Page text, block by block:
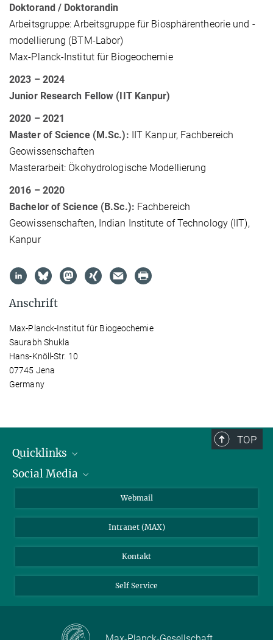
Doktorand / Doktorandin
Arbeitsgruppe: Arbeitsgruppe für Biosphärentheorie und -
modellierung (BTM-Labor)
Max-Planck-Institut für Biogeochemie
2023 – 2024
Junior Research Fellow (IIT Kanpur)
2020 – 2021
Master of Science (M.Sc.): IIT Kanpur, Fachbereich
Geowissenschaften
Masterarbeit: Ökohydrologische Modellierung
2016 – 2020
Bachelor of Science (B.Sc.): Fachbereich
Geowissenschaften, Indian Institute of Technology (IIT),
Kanpur
Anschrift
Max-Planck-Institut für Biogeochemie
Saurabh Shukla
Hans-Knöll-Str. 10
07745 Jena
Germany
TOP
Quicklinks
IMPRS Graduiertenschule
Social Media
Webmail
Intranet (MAX)
Kontakt
Self Service